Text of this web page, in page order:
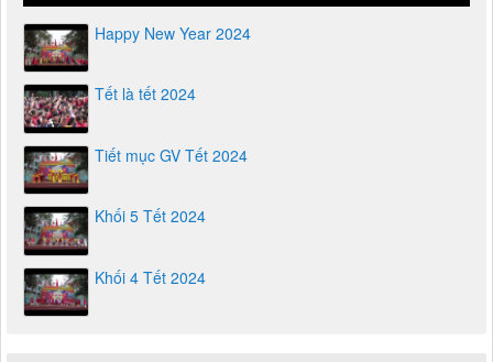
Happy New Year 2024
Tết là tết 2024
Tiết mục GV Tết 2024
Khối 5 Tết 2024
Khối 4 Tết 2024